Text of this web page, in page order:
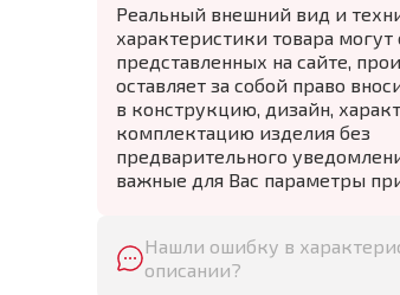
Реальный внешний вид и
характеристики товара могут
представленных на сайте,
оставляет за собой право
в конструкцию, дизайн,
комплектацию изделия без
предварительного
важные для Вас параметры
Нашли ошибку в
описании?